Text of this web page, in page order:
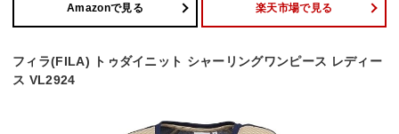
Amazonで見る 楽天市場で見る
フィラ(FILA) トゥダイニット シャーリングワンピース レディー
ス VL2924